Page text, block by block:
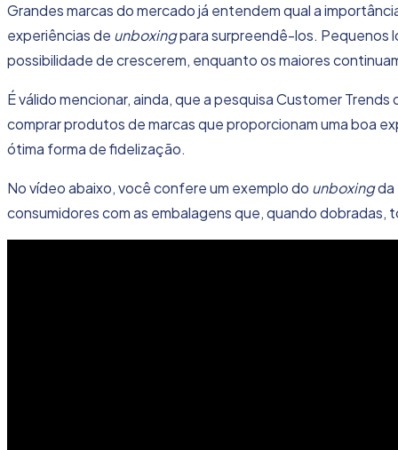
Grandes marcas do mercado já entendem qual a
experiências de unboxingpara surpreendê-los. Pequenos
possibilidade de crescerem, enquanto os maiores
É válido mencionar, ainda, que a pesquisaCustomer Trends
comprar produtos de marcas que proporcionam uma boa
ótima forma de fidelização.
No vídeo abaixo, você confere um exemplo do unboxingda
consumidores com as embalagens que, quando dobradas,